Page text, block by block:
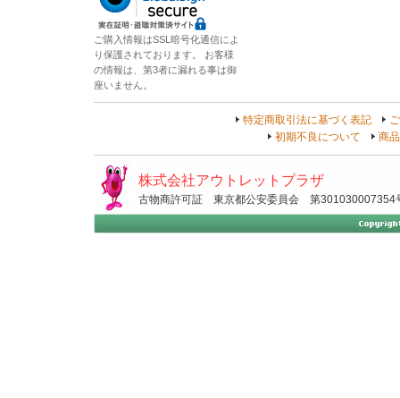
ご購入情報はSSL暗号化通信によ
り保護されております。 お客様
の情報は、第3者に漏れる事は御
座いません。
特定商取引法に基づく表記
初期不良について
商
株式会社アウトレットプラザ
古物商許可証 東京都公安委員会 第301030007354